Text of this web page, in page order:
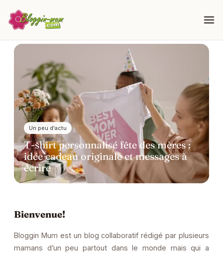
Un peu d'actu
T-shirt personnalisé fête des mères :
idée cadeau originale et messages à
écrire
Bienvenue!
Bloggin Mum est un blog collaboratif rédigé par plusieurs
mamans d’un peu partout dans le monde mais qui a